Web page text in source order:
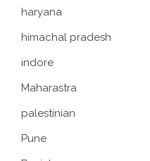
haryana
himachal pradesh
indore
Maharastra
palestinian
Pune